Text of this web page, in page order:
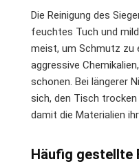
Die Reinigung des
feuchtes Tuch und
meist, um Schmutz zu
aggressive
schonen. Bei längerer
sich, den Tisch
damit die Materialien
Häufig gestellte